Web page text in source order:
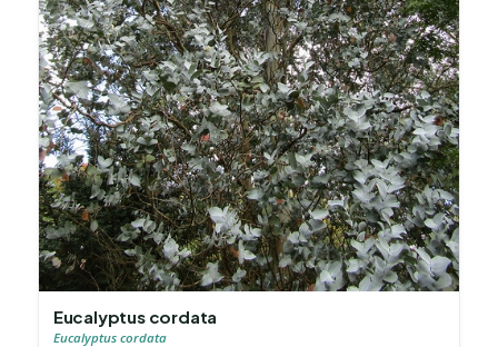
Eucalyptus cordata
Eucalyptus cordata